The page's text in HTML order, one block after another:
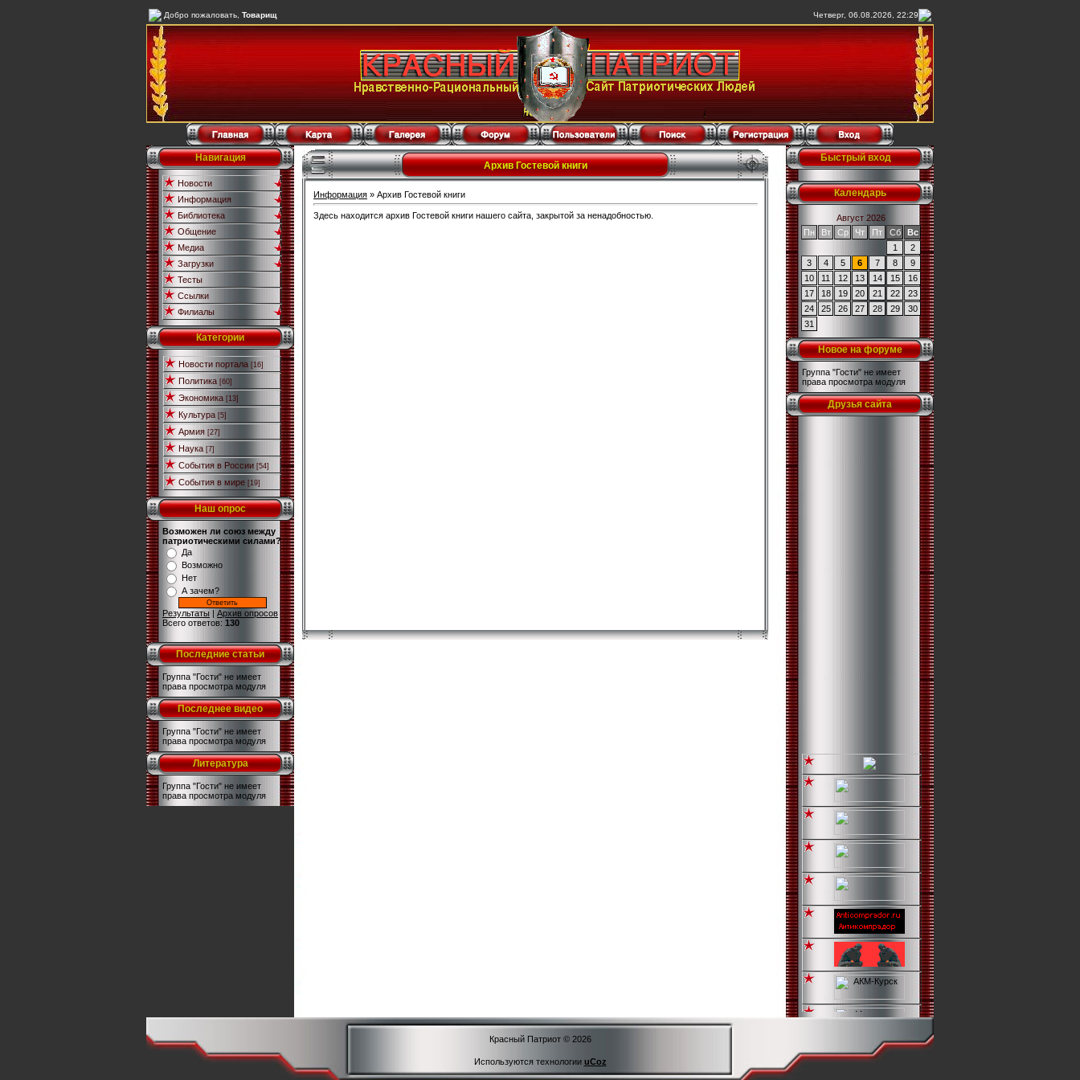
Добро пожаловать, Товарищ Четверг, 06.08.2026, 22:29
Навигация
Новости
Информация
Библиотека
Общение
Медиа
Загрузки
Тесты
Ссылки
Филиалы
Категории
Новости портала [16]
Политика [60]
Экономика [13]
Культура [5]
Армия [27]
Наука [7]
События в России [54]
События в мире [19]
Наш опрос
Возможен ли союз между
патриотическими силами?
Да
Возможно
Нет
А зачем?
Результаты | Архив опросов
Всего ответов: 130
Последние статьи
Группа "Гости" не имеет
права просмотра модуля
Последнее видео
Группа "Гости" не имеет
права просмотра модуля
Литература
Группа "Гости" не имеет
права просмотра модуля
Архив Гостевой книги
Информация » Архив Гостевой книги
Здесь находится архив Гостевой книги нашего сайта, закрытой за ненадобностью.
Быстрый вход
Календарь
Август 2026
Пн
Вт Ср Чт Пт Сб
Вс
1
2
3
4 5 6 7 8
9
10
11 12 13 14 15
16
17
18 19 20 21 22
23
24
25 26 27 28 29
30
31
Новое на форуме
Группа "Гости" не имеет
права просмотра модуля
Друзья сайта
Красный Патриот © 2026
Используются технологии uCoz